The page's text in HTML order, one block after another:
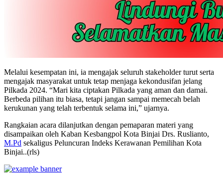
Melalui kesempatan ini, ia mengajak seluruh stakeholder turut serta
mengajak masyarakat untuk tetap menjaga kekondusifan jelang
Pilkada 2024. “Mari kita ciptakan Pilkada yang aman dan damai.
Berbeda pilihan itu biasa, tetapi jangan sampai memecah belah
kerukunan yang telah terbentuk selama ini,” ujarnya.
Rangkaian acara dilanjutkan dengan pemaparan materi yang
disampaikan oleh Kaban Kesbangpol Kota Binjai Drs. Ruslianto,
M.Pd sekaligus Peluncuran Indeks Kerawanan Pemilihan Kota
Binjai..(rls)